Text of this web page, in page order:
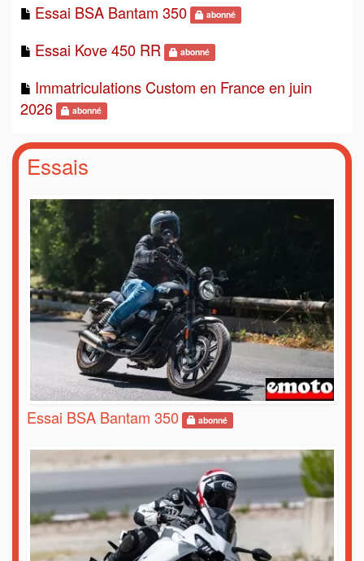
Essai BSA Bantam 350
abonné
Essai Kove 450 RR abonné
Immatriculations Custom en France en juin
2026
abonné
Essais
Essai BSA Bantam 350 abonné